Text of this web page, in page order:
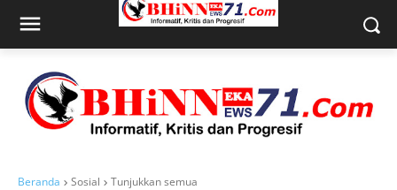
Beranda Sosial Tunjukkan semua